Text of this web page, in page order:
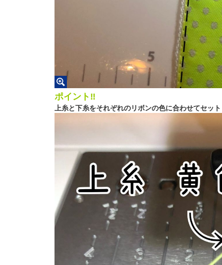
ポイント‼︎
上糸と下糸をそれぞれのリボンの色に合わせてセッ